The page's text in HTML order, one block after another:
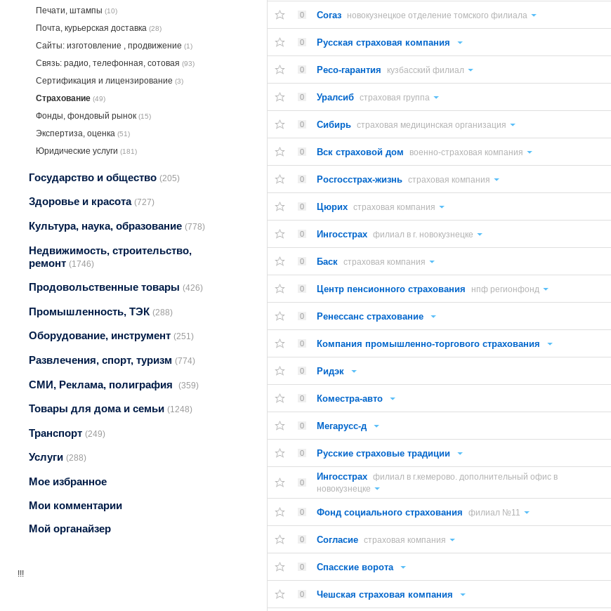
Печати, штампы (10)
Почта, курьерская доставка (28)
Сайты: изготовление , продвижение (1)
Связь: радио, телефонная, сотовая (93)
Сертификация и лицензирование (3)
Страхование (49)
Фонды, фондовый рынок (15)
Экспертиза, оценка (51)
Юридические услуги (181)
Государство и общество (205)
Здоровье и красота (727)
Культура, наука, образование (778)
Недвижимость, строительство,
ремонт (1746)
Продовольственные товары (426)
Промышленность, ТЭК (288)
Оборудование, инструмент (251)
Развлечения, спорт, туризм (774)
СМИ, Реклама, полиграфия (359)
Товары для дома и семьи (1248)
Транспорт (249)
Услуги (288)
Мое избранное
Мои комментарии
Мой органайзер
!!!
0 Согаз новокузнецкое отделение томского филиала
0 Русская страховая компания
0 Рeco-гарантия кузбасский филиал
0 Уралсиб страховая группа
0 Сибирь страховая медицинская организация
0 Вск страховой дом военно-страховая компания
0 Росгосстрах-жизнь страховая компания
0 Цюрих страховая компания
0 Ингосстрах филиал в г. новокузнецке
0 Баск страховая компания
0 Центр пенсионного страхования нпф регионфонд
0 Ренессанс страхование
0 Компания промышленно-торгового страхования
0 Ридэк
0 Коместра-авто
0 Мегарусс-д
0 Русские страховые традиции
0
Ингосстрах филиал в г.кемерово. дополнительный офис в
новокузнецке
0 Фонд социального страхования филиал №11
0 Согласие страховая компания
0 Спасские ворота
0 Чешская страховая компания